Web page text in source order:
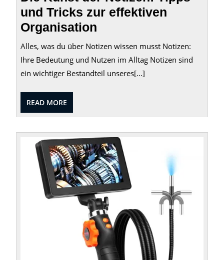
und Tricks zur effektiven
Organisation
Alles, was du über Notizen wissen musst Notizen:
Ihre Bedeutung und Nutzen im Alltag Notizen sind
ein wichtiger Bestandteil unseres[...]
READ MORE
MORE